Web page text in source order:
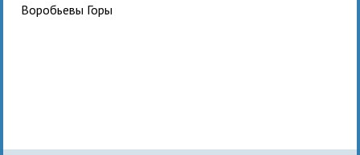
Воробьевы Горы